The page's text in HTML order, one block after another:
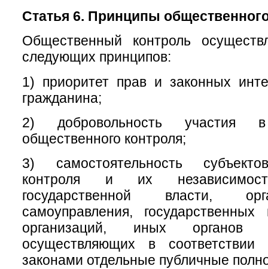
Статья 6. Принципы
Общественный контроль
следующих принципов:
1) приоритет прав и законных
гражданина;
2) добровольность участия в
общественного контроля;
3) самостоятельность
контроля и их
государственной власти,
самоуправления,
организаций, иных органов
осуществляющих в
законами отдельные публичные